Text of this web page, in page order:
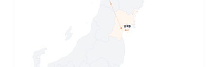
宮城県
-214